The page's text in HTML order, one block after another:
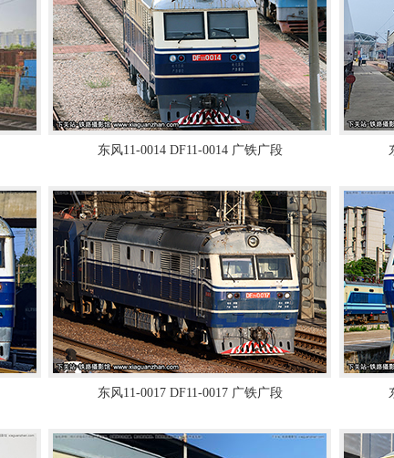
东风11-0014 DF11-0014 广铁广段
东风11-0017 DF11-0017 广铁广段